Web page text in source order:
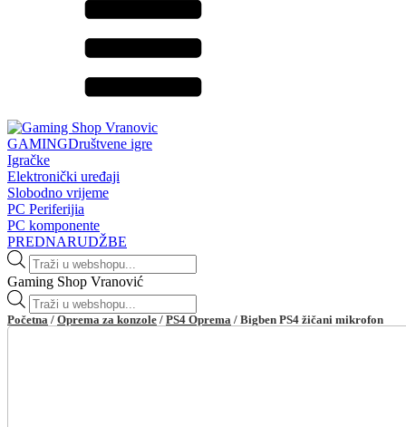
GAMINGDruštvene igre
Igračke
Elektronički uređaji
Slobodno vrijeme
PC Periferijia
PC komponente
PREDNARUDŽBE
Products
search
Gaming Shop Vranović
Products
search
Početna / Oprema za konzole / PS4 Oprema / Bigben PS4 žičani mikrofon